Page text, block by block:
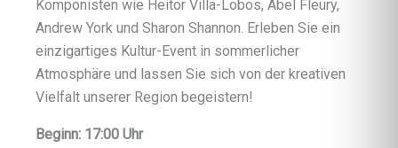
Komponisten wie Heitor Villa-Lobos, Abel Fleury,
Andrew York und Sharon Shannon. Erleben Sie ein
einzigartiges Kultur-Event in sommerlicher
Atmosphäre und lassen Sie sich von der kreativen
Vielfalt unserer Region begeistern!
Beginn: 17:00 Uhr